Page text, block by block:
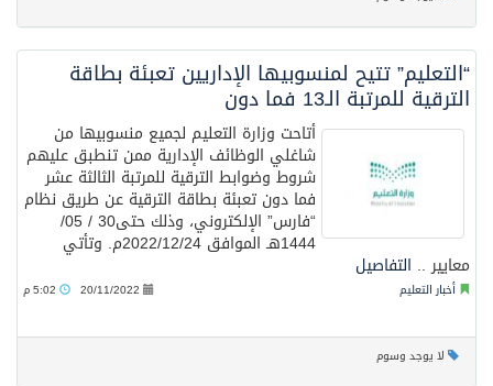
“التعليم” تتيح لمنسوبيها الإداريين تعبئة بطاقة
الترقية للمرتبة الـ13 فما دون
أتاحت وزارة التعليم لجميع منسوبيها من
شاغلي الوظائف الإدارية ممن تنطبق عليهم
شروط وضوابط الترقية للمرتبة الثالثة عشر
فما دون تعبئة بطاقة الترقية عن طريق نظام
“فارس” الإلكتروني، وذلك حتى30 / 05/
1444هـ الموافق 2022/12/24م. وتأتي
معايير .. التفاصيل
أخبار التعليم 20/11/2022
لا يوجد وسوم